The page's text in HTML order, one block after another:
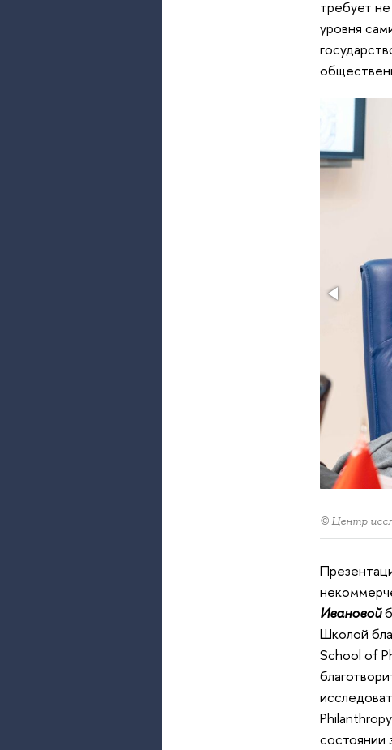
требует
уровня
© Центр
Ивановой
Школой
School of
состоянии